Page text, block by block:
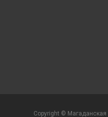
Copyright ©